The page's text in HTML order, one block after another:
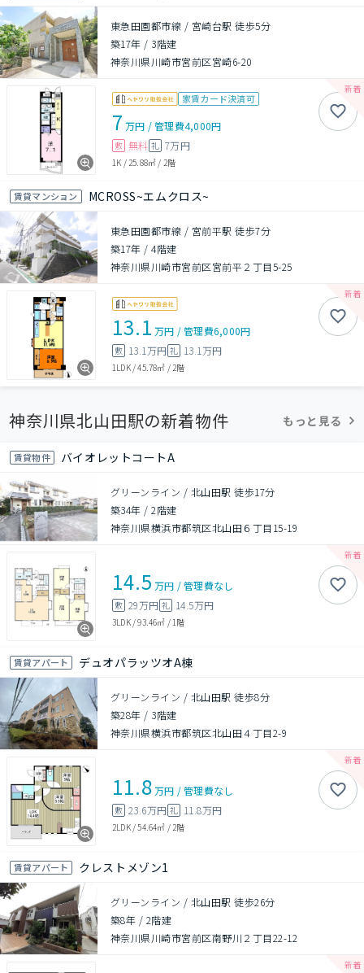
東急田園都市線 / 宮崎台駅 徒歩5分
築17年 / 3階建
神奈川県川崎市宮前区宮崎6-20
家賃カード決済可
7 万円 /管理費4,000円
敷 無料 礼 7万円
1K /25.88㎡ / 2階
賃貸マンション MCROSS~エムクロス~
東急田園都市線 / 宮前平駅 徒歩7分
築17年 /4階建
神奈川県川崎市宮前区宮前平２丁目5-25
13.1 万円 /管理費6,000円
敷 13.1万円 礼 13.1万円
1LDK/45.78㎡ /2階
神奈川県北山田駅の新着物件 もっと見る
賃貸物件 バイオレットコートA
グリーンライン / 北山田駅 徒歩17分
築34年 /2階建
神奈川県横浜市都筑区北山田６丁目15-19
14.5 万円 /管理費なし
敷 29万円 礼 14.5万円
3LDK/93.46㎡ / 1階
賃貸アパート デュオパラッツオA棟
グリーンライン / 北山田駅 徒歩8分
築28年 / 3階建
神奈川県横浜市都筑区北山田４丁目2-9
11.8万円 /管理費なし
敷 23.6万円 礼 11.8万円
2LDK/54.64㎡ / 2階
賃貸アパート クレストメゾン1
グリーンライン / 北山田駅 徒歩26分
築8年 / 2階建
神奈川県川崎市宮前区南野川２丁目22-12